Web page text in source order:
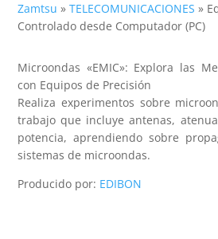
Zamtsu »TELECOMUNICACIONES »
Controlado desde Computador (PC)
Microondas «EMIC»: Explora las
con Equipos de Precisión
Realiza experimentos sobre
trabajo que incluye antenas,
potencia, aprendiendo sobre
sistemas de microondas.
Producido por: EDIBON